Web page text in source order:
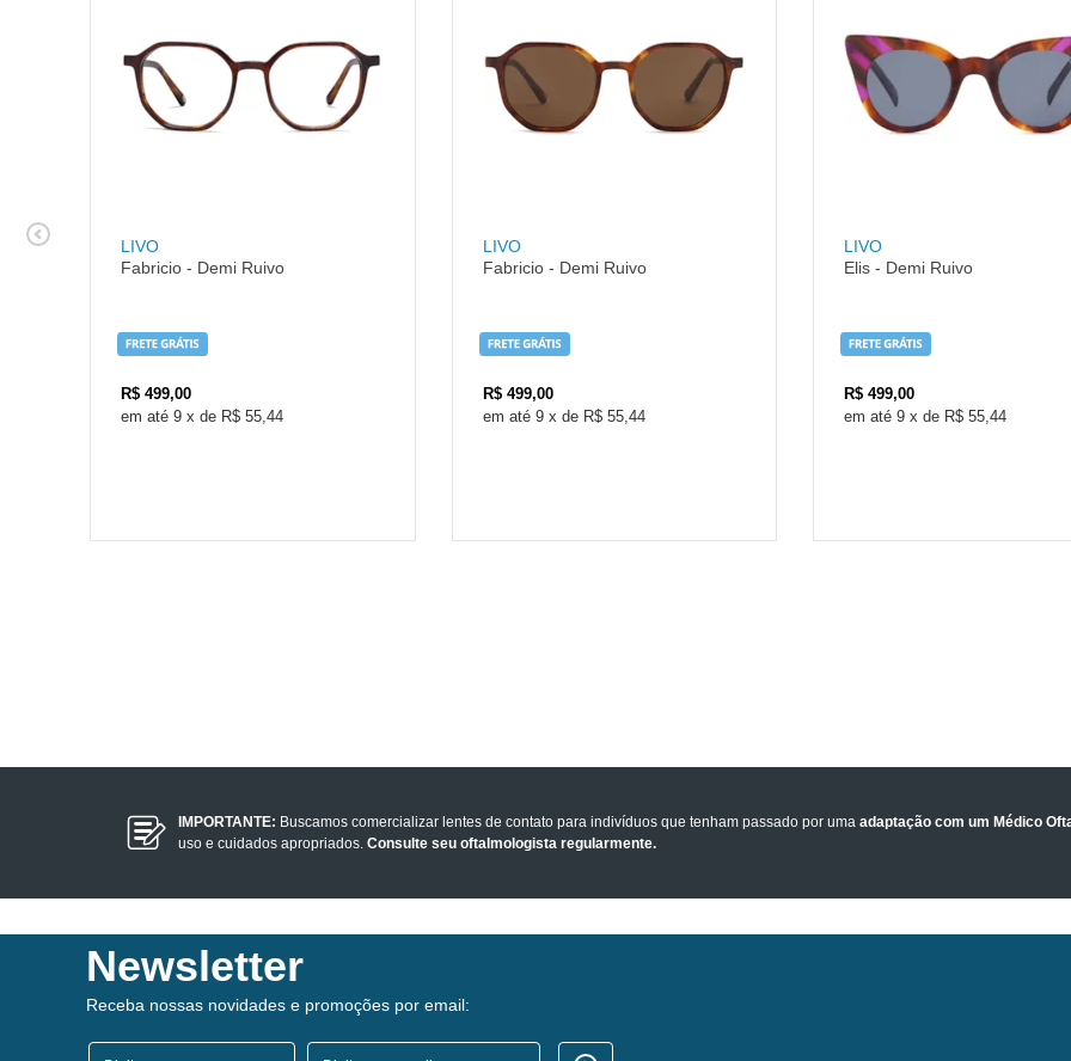
LIVO
Fabricio - Demi Ruivo
R$ 499,00
9 x de R$ 55,44
LIVO
Fabricio - Demi Ruivo
R$ 499,00
9 x de R$ 55,44
LIVO
Elis - Demi Ruivo
R$ 499,00
9 x de R$ 55,44
IMPORTANTE: Buscamos comercializar lentes de contato para indivíduos que tenham passado por uma adaptação com um Médico
uso e cuidados apropriados. Consulte seu oftalmologista regularmente.
Newsletter
Receba nossas novidades e promoções por email: